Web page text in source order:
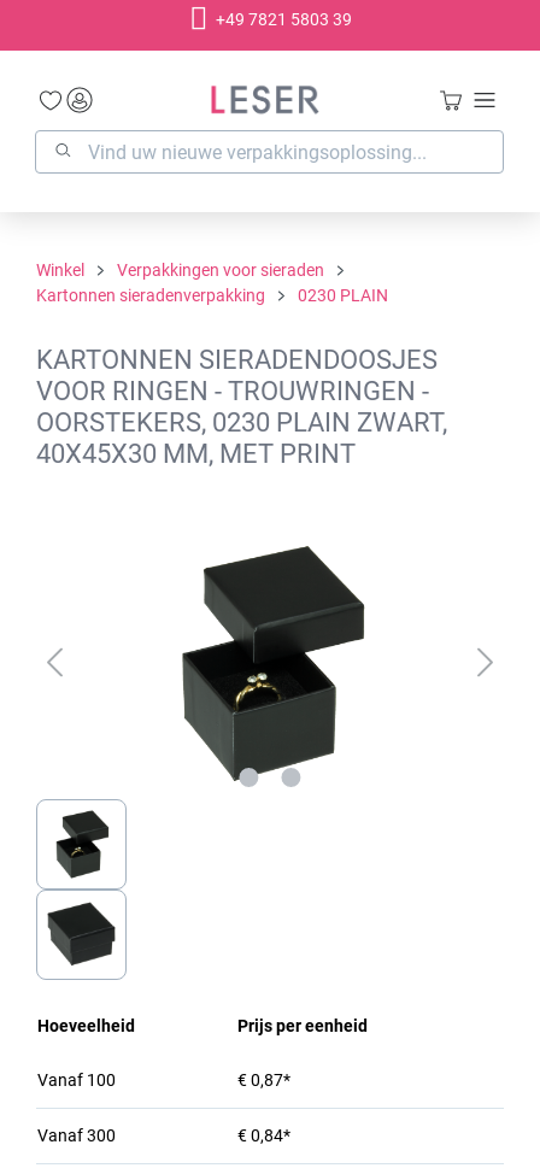
+49 7821 5803 39
Winkel
Verpakkingen voor sieraden
Kartonnen sieradenverpakking
0230 PLAIN
KARTONNEN SIERADENDOOSJES
VOOR RINGEN - TROUWRINGEN -
OORSTEKERS, 0230 PLAIN ZWART,
40X45X30 MM, MET PRINT
Hoeveelheid Prijs per eenheid
Vanaf 100 € 0,87*
Vanaf300 € 0,84*